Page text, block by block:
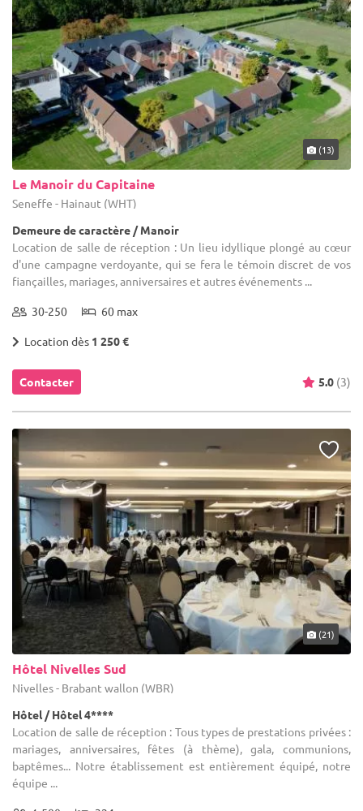
(13)
Le Manoir du Capitaine
Seneffe - Hainaut (WHT)
Demeure de caractère / Manoir
Location de salle de réception : Un lieu idyllique plongé au cœur
d'une campagne verdoyante, qui se fera le témoin discret de vos
fiançailles, mariages, anniversaires et autres événements ...
30-250 60 max
Location dès 1 250 €
Contacter 5.0 (3)
(21)
Hôtel Nivelles Sud
Nivelles - Brabant wallon (WBR)
Hôtel / Hôtel 4****
Location de salle de réception : Tous types de prestations privées :
mariages, anniversaires, fêtes (à thème), gala, communions,
baptêmes... Notre établissement est entièrement équipé, notre
équipe ...